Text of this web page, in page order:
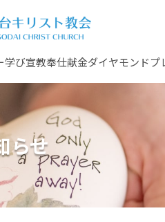
学び宣教奉仕献金ダイヤモンドプ
らせ